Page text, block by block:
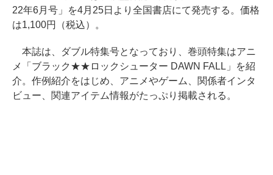
22年6月号」を4月25日より全国書店にて発売する。価格
は1,100円（税込）。
本誌は、ダブル特集号となっており、巻頭特集はアニ
メ「ブラック★★ロックシューター DAWN FALL」を紹
介。作例紹介をはじめ、アニメやゲーム、関係者インタ
ビュー、関連アイテム情報がたっぷり掲載される。